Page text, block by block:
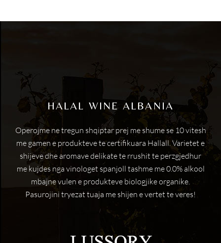
HALAL WINE ALBANIA
Operojme ne tregun shqiptar prej me shume se 10 vitesh
me gamen e produkteve te certifikuara Hallall. Varietet e
shijeve dhe aromave delikate te rrushit te perzgjedhur
me kujdes nga vinologet spanjoll tashme me 0.0% alkool
mbajne vulen e produkteve biologjike organike.
Pasurojini tryezat tuaja me shijen e vertet te veres!